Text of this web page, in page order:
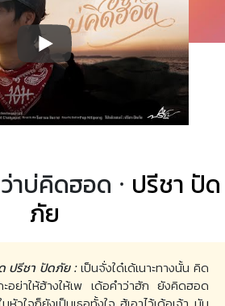
าบ่คิดฮอด · ปรีชา ปัด
ภัย
ปรีชา ปัดภัย :เป็นจั่งใด๋เด้เนาะทางนั้น คิด
อย่าให้ฮ้างให้เพ เด้อคำว่าฮัก ยังคิดฮอด